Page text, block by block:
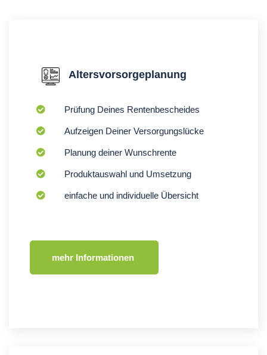
Altersvorsorgeplanung
Prüfung Deines Rentenbescheides
Aufzeigen Deiner Versorgungslücke
Planung deiner Wunschrente
Produktauswahl und Umsetzung
einfache und individuelle Übersicht
mehr Informationen